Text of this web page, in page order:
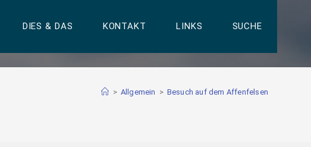
DIES & DAS KONTAKT LINKS SUCHE
> Allgemein > Besuch auf dem Affenfelsen